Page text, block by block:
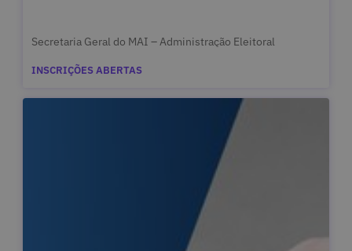
Secretaria Geral do MAI – Administração Eleitoral
INSCRIÇÕES ABERTAS